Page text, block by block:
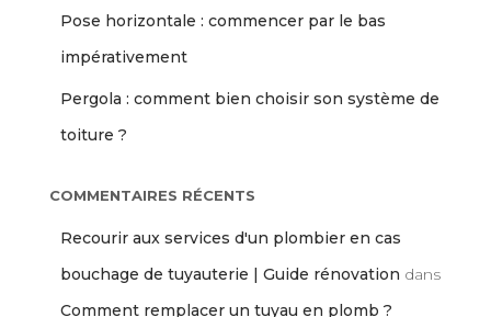
Pose horizontale : commencer par le bas
impérativement
Pergola : comment bien choisir son système de
toiture ?
COMMENTAIRES RÉCENTS
Recourir aux services d'un plombier en cas
bouchage de tuyauterie | Guide rénovation dans
Comment remplacer un tuyau en plomb ?